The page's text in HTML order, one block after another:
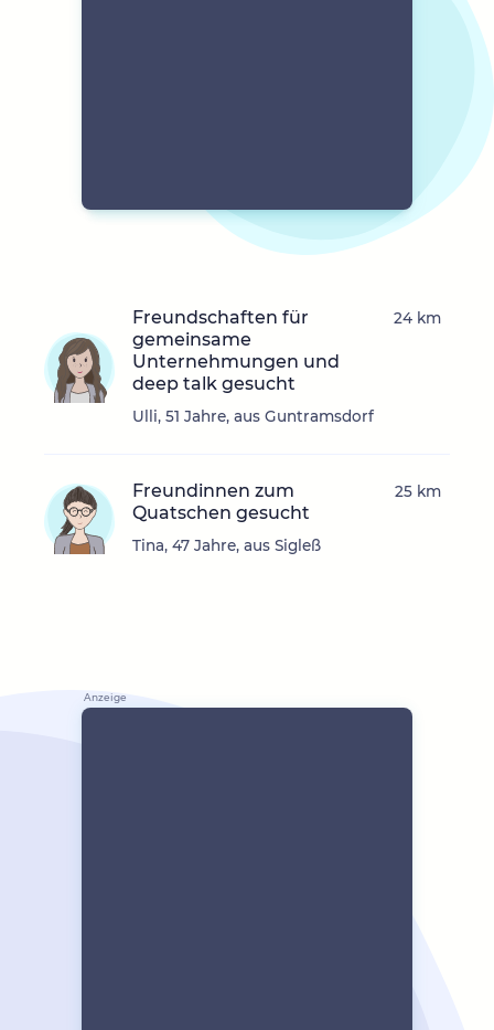
Freundschaften für
gemeinsame
Unternehmungen und
deep talk gesucht
Ulli, 51 Jahre, aus Guntramsdorf
24 km
Freundinnen zum
Quatschen gesucht
Tina, 47 Jahre, aus Sigleß
25 km